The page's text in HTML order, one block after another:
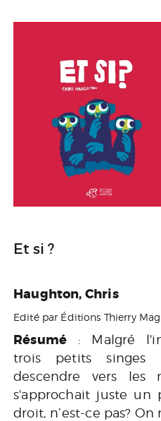
Et si ?
Haughton, Chris
Edité par Éditions Thierry
Résumé : Malgré
trois petits
descendre vers les
s'approchait juste un
droit, n’est-ce pas?